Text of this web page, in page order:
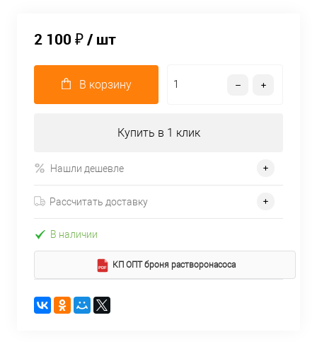
2 100 ₽/ шт
В корзину
Купить в 1 клик
Нашли дешевле
Рассчитать доставку
В наличии
КП ОПТ броня растворонасоса